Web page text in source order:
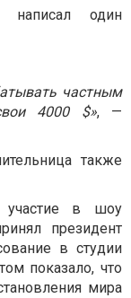
один
частным
4000 $», —
также
в шоу
президент
в студии
показало, что
мира